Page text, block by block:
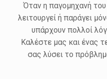
Όταν η παγομηχανή
λειτουργεί ή παράγει
υπάρχουν πολλοί
Καλέστε μας και ένας
σας λύσει το